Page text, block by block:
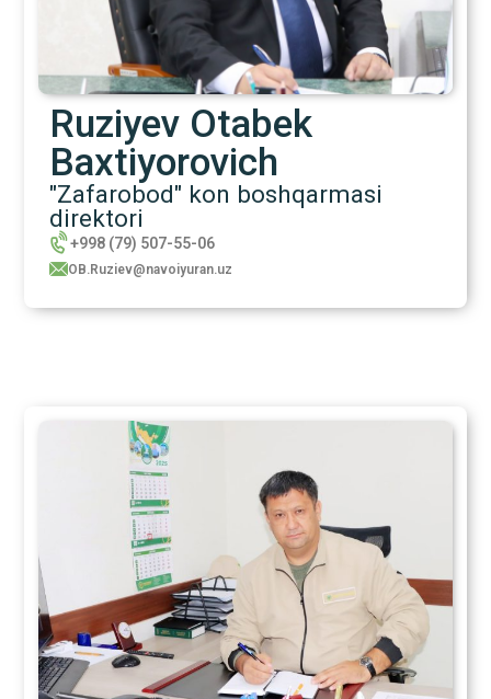
Ruziyev Otabek
Baxtiyorovich
"Zafarobod" kon boshqarmasi
direktori
+998 (79) 507-55-06
OB.Ruziev@navoiyuran.uz